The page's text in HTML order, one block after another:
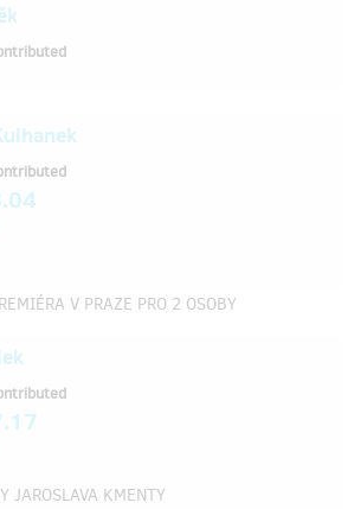
V PRAZE PRO 2 OSOBY
JAROSLAVA KMENTY